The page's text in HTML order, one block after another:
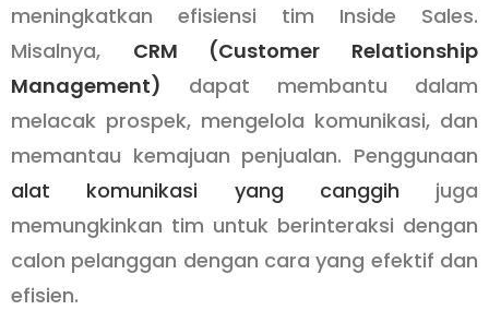
meningkatkan efisiensi tim Inside Sales.
Misalnya, CRM (Customer Relationship
Management) dapat membantu dalam
melacak prospek, mengelola komunikasi, dan
memantau kemajuan penjualan. Penggunaan
alat komunikasi yang canggih juga
memungkinkan tim untuk berinteraksi dengan
calon pelanggan dengan cara yang efektif dan
efisien.